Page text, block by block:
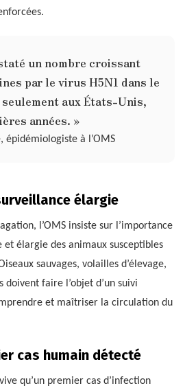
un nombre croissant
par le virus H5N1 dans le
aux États-Unis,
années. »
épidémiologiste à l’OMS
élargie
l’OMS insiste sur l’importance
et élargie des animaux susceptibles
sauvages, volailles d’élevage,
doivent faire l’objet d’un suivi
et maîtriser la circulation du
cas humain détecté
qu’un premier cas d’infection